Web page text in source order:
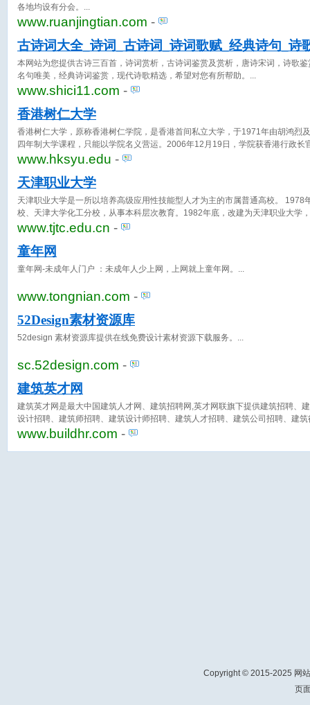
各地均设有分会。
www.ruanjingtian.com -
古诗词大全_诗词_古诗词_诗词歌赋_经典诗句_诗
本网站为您提供古诗三百首，诗词赏析，古诗词鉴赏及赏析，唐诗宋词，诗歌
名句唯美，经典诗词鉴赏，现代诗歌精选，希望对您有所帮助。
www.shici11.com -
香港树仁大学
香港树仁大学，原称香港树仁学院，是香港首间私立大学，于1971年由胡鸿烈
四年制大学课程，只能以学院名义营运。2006年12月19日，学院获香港行政长
承认其大学地位，成为香港首间私立大学，并于2007年2月14日正式更名。
www.hksyu.edu -
天津职业大学
天津职业大学是一所以培养高级应用性技能型人才为主的市属普通高校。 1978
校、天津大学化工分校，从事本科层次教育。1982年底，改建为天津职业大学
职业技术教育的院校，也是全国接受世界银行贷款的17所院校之一。
www.tjtc.edu.cn -
童年网
童年网-未成年人门户 ：未成年人少上网，上网就上童年网。
www.tongnian.com -
52Design素材资源库
52design 素材资源库提供在线免费设计素材资源下载服务。
sc.52design.com -
建筑英才网
建筑英才网是最大中国建筑人才网、建筑招聘网,英才网联旗下提供建筑招聘、
设计招聘、建筑师招聘、建筑设计师招聘、建筑人才招聘、建筑公司招聘、建
网。
www.buildhr.com -
Copyright © 2015-2025 网
页